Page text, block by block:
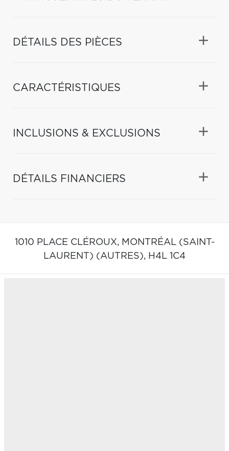
DÉTAILS DES PIÈCES
CARACTÉRISTIQUES
INCLUSIONS & EXCLUSIONS
DÉTAILS FINANCIERS
1010 PLACE CLÉROUX, MONTRÉAL (SAINT-
LAURENT) (AUTRES), H4L 1C4